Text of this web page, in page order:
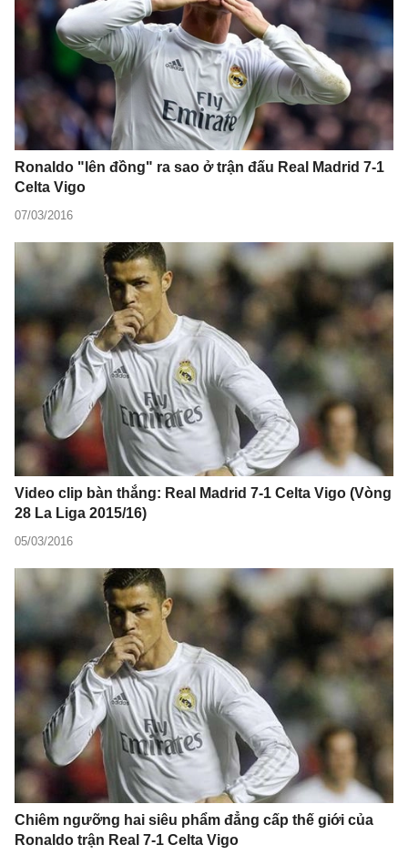
Ronaldo "lên đồng" ra sao ở trận đấu Real Madrid 7-1
Celta Vigo
07/03/2016
Video clip bàn thắng: Real Madrid 7-1 Celta Vigo (Vòng
28 La Liga 2015/16)
05/03/2016
Chiêm ngưỡng hai siêu phẩm đẳng cấp thế giới của
Ronaldo trận Real 7-1 Celta Vigo